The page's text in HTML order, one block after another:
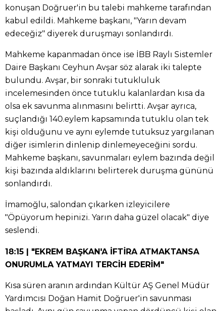
konuşan Doğruer'in bu talebi mahkeme tarafından
kabul edildi. Mahkeme başkanı, "Yarın devam
edeceğiz" diyerek duruşmayı sonlandırdı.
Mahkeme kapanmadan önce ise İBB Raylı Sistemler
Daire Başkanı Ceyhun Avşar söz alarak iki talepte
bulundu. Avşar, bir sonraki tutukluluk
incelemesinden önce tutuklu kalanlardan kısa da
olsa ek savunma alınmasını belirtti. Avşar ayrıca,
suçlandığı 140.eylem kapsamında tutuklu olan tek
kişi olduğunu ve aynı eylemde tutuksuz yargılanan
diğer isimlerin dinlenip dinlemeyeceğini sordu.
Mahkeme başkanı, savunmaları eylem bazında değil
kişi bazında aldıklarını belirterek duruşma gününü
sonlandırdı.
İmamoğlu, salondan çıkarken izleyicilere
"Öpüyorum hepinizi. Yarın daha güzel olacak" diye
seslendi.
18:15 | "EKREM BAŞKAN'A İFTİRA ATMAKTANSA
ONURUMLA YATMAYI TERCİH EDERİM"
Kısa süren aranın ardından Kültür AŞ Genel Müdür
Yardımcısı Doğan Hamit Doğruer'in savunması